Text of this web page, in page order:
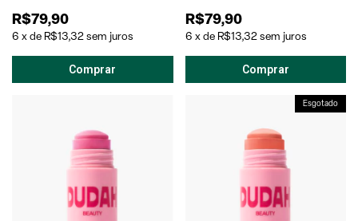
R$79,90
6 xde R$13,32sem juros
R$79,90
6 xde R$13,32sem juros
Esgotado